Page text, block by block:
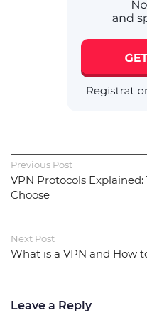
Previous Post
VPN Protocols
Choose
Next Post
What is a VPN and How
Leave a Reply